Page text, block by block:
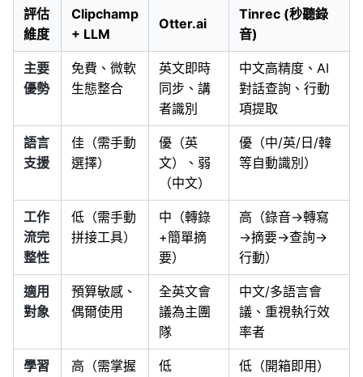
評估
維度
Clipchamp
+ LLM
Otter.ai
Tinrec (秒聽錄
音)
主要
優勢
免費、微軟
生態整合
英文即時
同步、講
者識別
中文高精度、AI
對話查詢、行動
項提取
語言
支援
佳（需手動
選擇）
優（英
文）、弱
（中文）
優（中/英/日/韓
等自動識別）
工作
流完
整性
低（需手動
拼接工具）
中（轉錄
+簡單摘
要）
高（錄音→轉寫
→摘要→查詢→
行動）
適用
對象
預算敏感、
偶爾使用
全英文會
議為主團
隊
中文/多語言會
議、重視執行效
率者
學習
高（需掌握
低 低（開箱即用）